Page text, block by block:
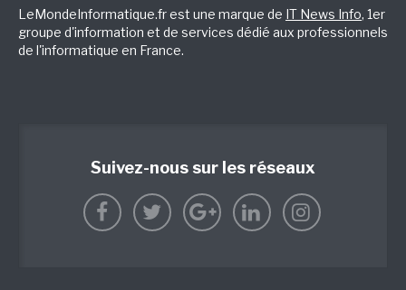
LeMondeInformatique.fr est une marque de IT News Info, 1er
groupe d'information et de services dédié aux professionnels
de l'informatique en France.
Suivez-nous sur les réseaux